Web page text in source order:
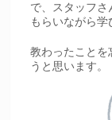
で、スタッフさ
もらいながら
教わったことを
うと思います。